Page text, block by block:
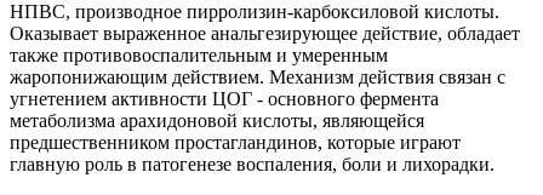
НПВС, производное пирролизин-карбоксиловой кислоты.
Оказывает выраженное анальгезирующее действие, обладает
также противовоспалительным и умеренным
жаропонижающим действием. Механизм действия связан с
угнетением активности ЦОГ - основного фермента
метаболизма арахидоновой кислоты, являющейся
предшественником простагландинов, которые играют
главную роль в патогенезе воспаления, боли и лихорадки.